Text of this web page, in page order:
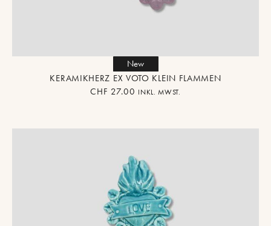
New
KERAMIKHERZ EX VOTO KLEIN FLAMMEN
CHF 27.00 INKL. MWST.